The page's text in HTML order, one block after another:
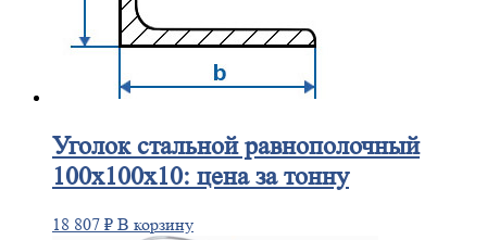
Уголокстальной равнополочный
100х100х10: цена за тонну
18 807 ₽ В корзину